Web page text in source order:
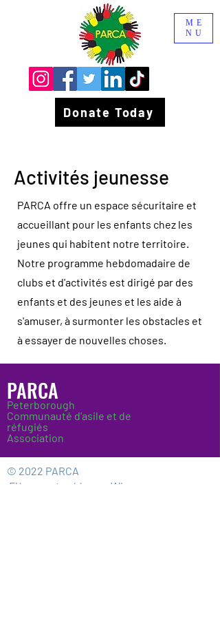
Donate Today
ME
NU
Activités jeunesse
PARCA offre un espace sécuritaire et
accueillant pour les enfants chez les
jeunes qui habitent notre territoire.
Notre programme hebdomadaire de
clubs et d'activités est dirigé par des
enfants et des jeunes et les aide à
s'amuser, à surmonter les obstacles et
à essayer de nouvelles choses.
PARCA
Peterborough
Communauté d'asile et de
réfugiés
Association
© 2022 PARCA
Fièrement créé avec Wix.com